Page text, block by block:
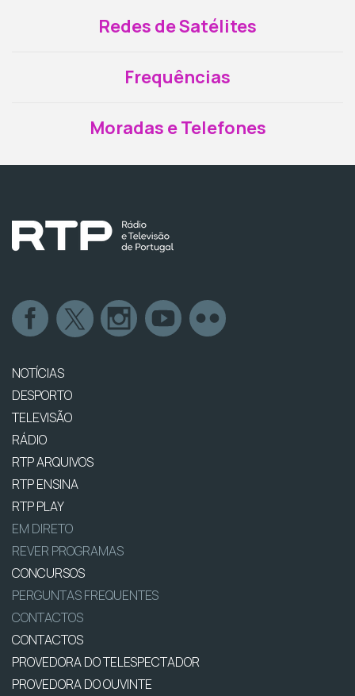
Redes de Satélites
Frequências
Moradas e Telefones
NOTÍCIAS
DESPORTO
TELEVISÃO
RÁDIO
RTP ARQUIVOS
RTP ENSINA
RTP PLAY
EM DIRETO
REVER PROGRAMAS
CONCURSOS
PERGUNTAS FREQUENTES
CONTACTOS
CONTACTOS
PROVEDORA DO TELESPECTADOR
PROVEDORA DO OUVINTE